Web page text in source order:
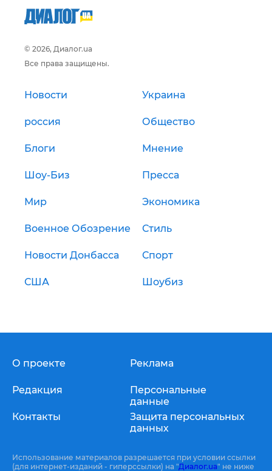
© 2026, Диалог.ua
Все права защищены.
Новости Украина
россия Общество
Блоги Мнение
Шоу-Биз Пресса
Мир Экономика
Военное Обозрение Стиль
Новости Донбасса Спорт
США Шоубиз
О проекте
Редакция
Контакты
Реклама
Персональные
данные
Защита персональных
данных
Использование материалов разрешается при условии ссылки
(для интернет-изданий - гиперссылки) на "Диалог.ua" не ниже